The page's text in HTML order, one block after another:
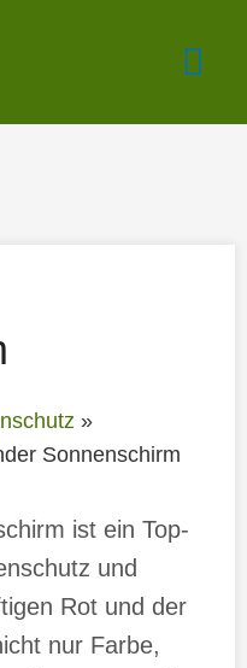
»
Sonnenschirm
ist ein Top-
und
Rot und der
nur Farbe,